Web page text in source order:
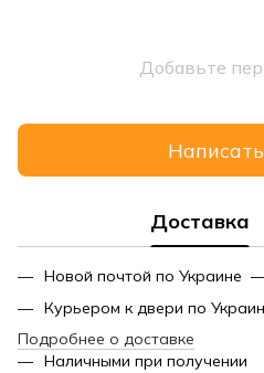
Добавьте
Доставка
Новой почтой по Украине —
Курьером к двери по
Подробнее о доставке
Наличными при получении